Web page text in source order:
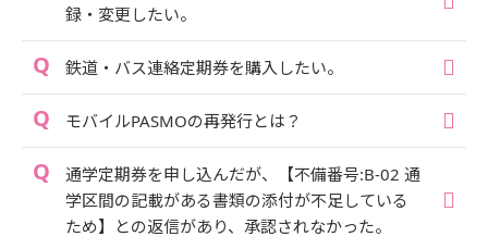
録・変更したい。
鉄道・バス連絡定期券を購入したい。
モバイルPASMOの再発行とは？
通学定期券を申し込んだが、【不備番号:B-02 通
学区間の記載がある書類の添付が不足している
ため】との返信があり、承認されなかった。